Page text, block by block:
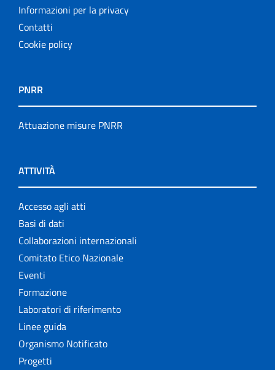
Progetto NECOBELAC
Pubblicazioni cessate
Rapporti ISS COVID-19
Rapporti ISS COVID-19 en Español
Rapporti ISS COVID-19 in English
Rapporti ISS Sorveglianza
Rapporti ISTISAN
Relazioni attività ISS
Servizi offerti
Informazioni per la privacy
Contatti
Cookie policy
PNRR
Attuazione misure PNRR
ATTIVITÀ
Accesso agli atti
Basi di dati
Collaborazioni internazionali
Comitato Etico Nazionale
Eventi
Formazione
Laboratori di riferimento
Linee guida
Organismo Notificato
Progetti